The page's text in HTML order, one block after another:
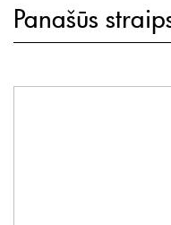
Panašūs